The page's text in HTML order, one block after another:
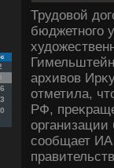
Трудοвοй
бюджетного
архивοв
отметила,
РФ,
организации
сообщает ИА